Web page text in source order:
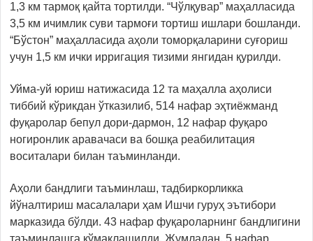
1,3 км тармоқ қайта тортилди. “Чўлқувар” маҳалласида
3,5 км ичимлик суви тармоғи тортиш ишлари бошланди.
“Бўстон” маҳалласида аҳоли томорқаларини суғориш
учун 1,5 км ички ирригация тизими янгидан қурилди.
Уйма-уй юриш натижасида 12 та маҳалла аҳолиси
тиббий кўрикдан ўтказилиб, 514 нафар эҳтиёжманд
фуқаролар бепул дори-дармон, 12 нафар фуқаро
ногиронлик аравачаси ва бошқа реабилитация
воситалари билан таъминланди.
Аҳоли бандлиги таъминлаш, тадбиркорликка
йўналтириш масалалари ҳам Ишчи гуруҳ эътибори
марказида бўлди. 43 нафар фуқароларнинг бандлигини